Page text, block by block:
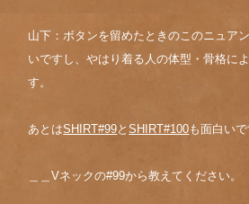
山下：ボタンを留めたときのこのニュア
いですし、やはり着る人の体型・骨格に
す。
あとはSHIRT#99とSHIRT#100も面白いで
＿＿Vネックの#99から教えてください。